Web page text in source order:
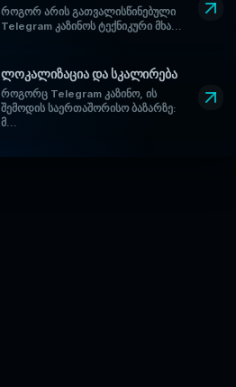
როგორ არის გათვალისწინებული
Telegram კაზინოს ტექნიკური მხა...
ლოკალიზაცია და სკალირება
როგორც Telegram კაზინო, ის
შემოდის საერთაშორისო ბაზარზე:
მ...